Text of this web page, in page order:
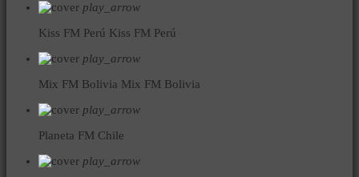
play_arrow
Kiss FM Perú Kiss FM Perú
play_arrow
Mix FM Bolivia Mix FM Bolivia
play_arrow
Planeta FM Chile
play_arrow